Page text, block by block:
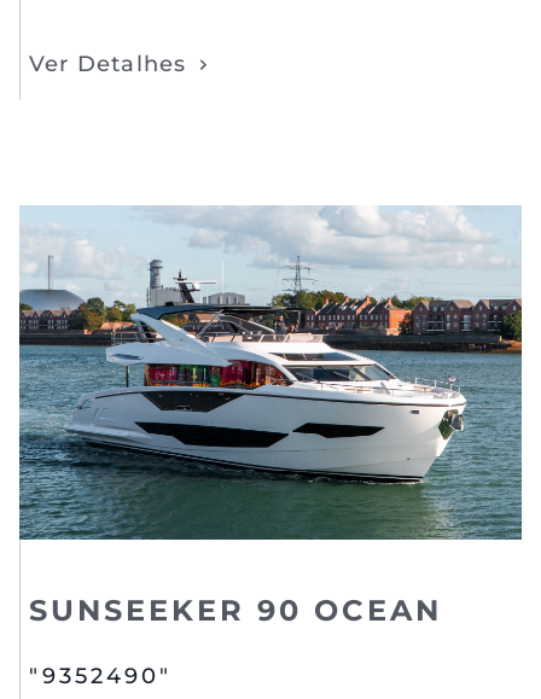
Ver Detalhes
SUNSEEKER 90 OCEAN
"9352490"